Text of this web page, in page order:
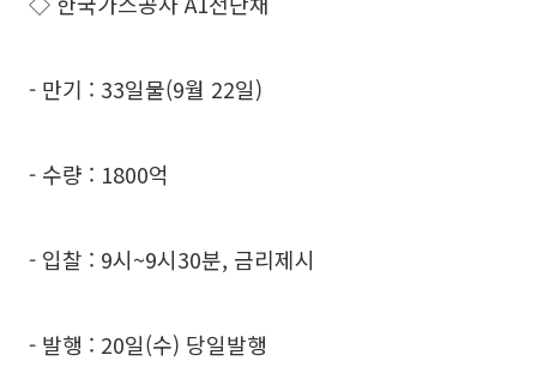
- 만기 : 33일물(9월 22일)
- 수량 : 1800억
- 입찰 : 9시~9시30분, 금리제시
- 발행 : 20일(수) 당일발행